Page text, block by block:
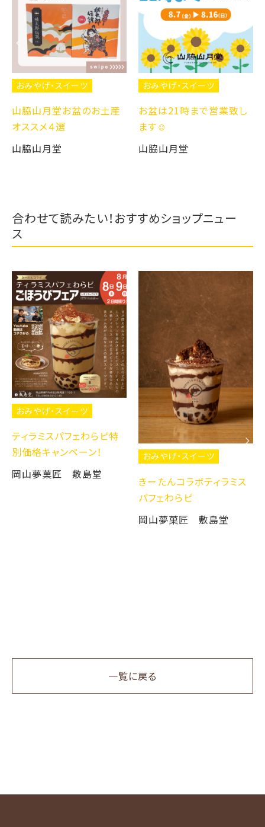
おみやげ・スイーツ
山脇山月堂お盆のお土産
オススメ４選
山脇山月堂
おみやげ・スイーツ
お盆は21時まで営業致し
ます☺️
山脇山月堂
合わせて読みたい！おすすめショップニュー
ス
おみやげ・スイーツ
ティラミスパフェわらピ特
別価格キャンペーン！
岡山夢菓匠 敷島堂
おみやげ・スイーツ
きーたんコラボティラミス
パフェわらピ
岡山夢菓匠 敷島堂
一覧に戻る